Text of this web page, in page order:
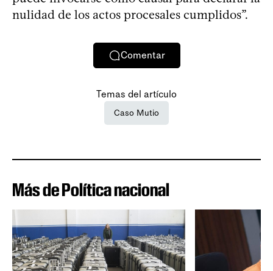
nulidad de los actos procesales cumplidos”.
Comentar
Temas del artículo
Caso Mutio
Más de Política nacional